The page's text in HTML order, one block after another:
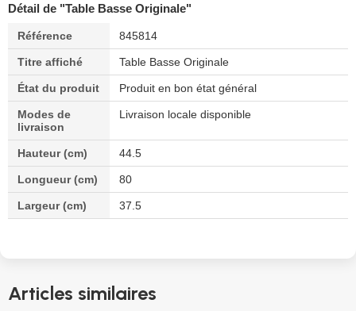
Détail de "Table Basse Originale"
Référence 845814
Titre affiché Table Basse Originale
État du produit Produit en bon état général
Modes de
livraison
Livraison locale disponible
Hauteur (cm) 44.5
Longueur (cm) 80
Largeur (cm) 37.5
Articles similaires